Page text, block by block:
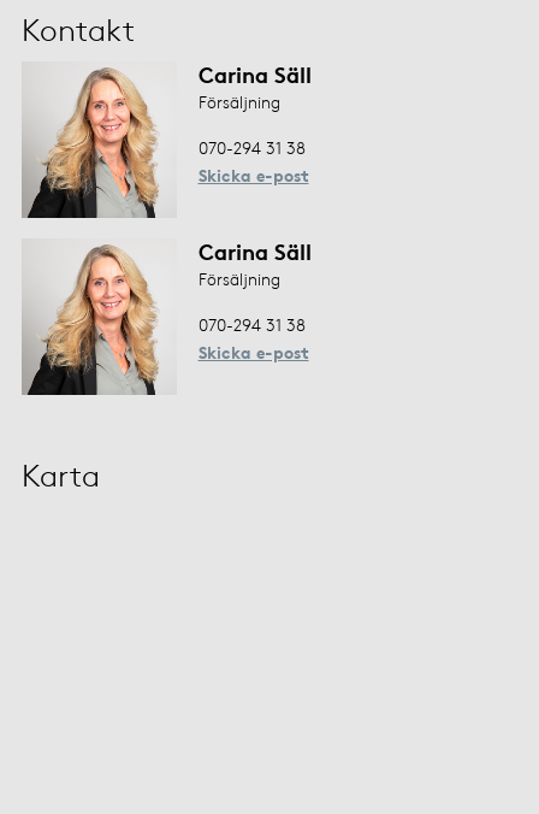
Kontakt
Carina Säll
Försäljning
070-294 31 38
Skicka e-post
Carina Säll
Försäljning
070-294 31 38
Skicka e-post
Karta